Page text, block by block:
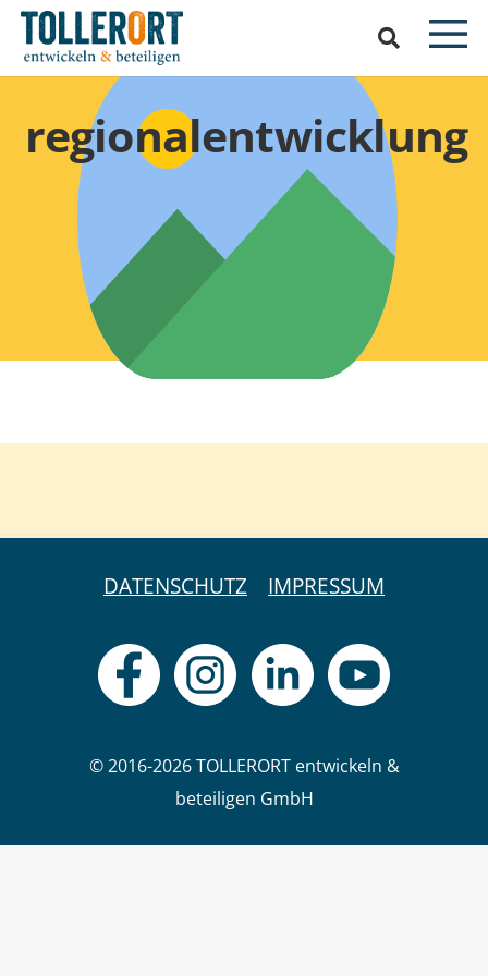
regionalentwicklung
DATENSCHUTZ IMPRESSUM
© 2016-2026 TOLLERORT entwickeln &
beteiligen GmbH